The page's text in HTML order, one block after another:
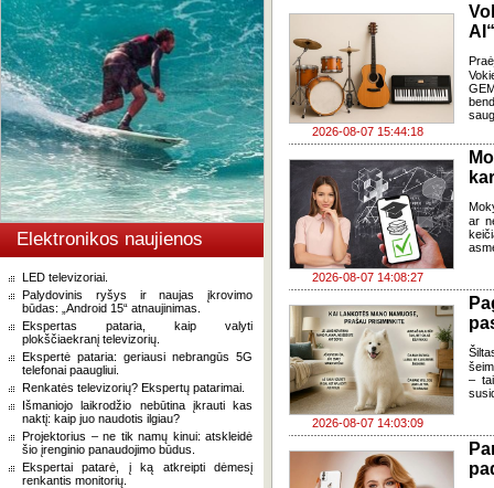
Elektronikos naujienos
LED televizoriai.
Palydovinis ryšys ir naujas įkrovimo
būdas: „Android 15“ atnaujinimas.
Ekspertas pataria, kaip valyti
plokščiaekranį televizorių.
Ekspertė pataria: geriausi nebrangūs 5G
telefonai paaugliui.
Renkatės televizorių? Ekspertų patarimai.
Išmaniojo laikrodžio nebūtina įkrauti kas
naktį: kaip juo naudotis ilgiau?
Projektorius – ne tik namų kinui: atskleidė
šio įrenginio panaudojimo būdus.
Ekspertai patarė, į ką atkreipti dėmesį
renkantis monitorių.
2026-08-07 15:44:18
2026-08-07 14:08:27
ar
2026-08-07 14:03:09
–